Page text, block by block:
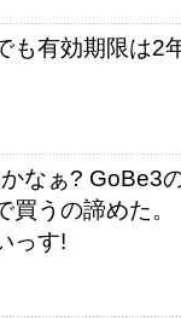
も有効期限は2
なぁ? GoBe3
買うの諦め
っす!